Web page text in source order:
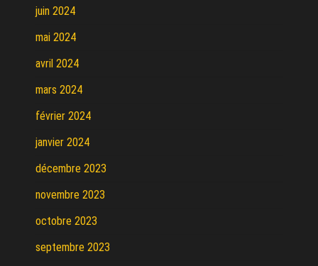
juin 2024
mai 2024
avril 2024
mars 2024
février 2024
janvier 2024
décembre 2023
novembre 2023
octobre 2023
septembre 2023